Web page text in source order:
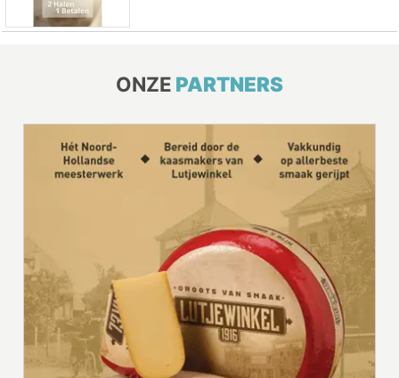
ONZE PARTNERS